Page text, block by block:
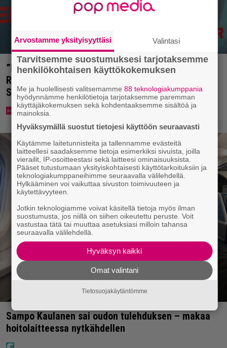
”Nukuimme kaikki viisi samassa huoneessa” –
Renny Harlinin perhe vietti unelmien kesän
Suomessa
Sampo Kaulanen sai oudon tulehduksen – makaa
hoitolaitteessa nytkähdellen
Arvostamme yksityisyyttäsi Valintasi
Tarvitsemme suostumuksesi tarjotaksemme
henkilökohtaisen käyttökokemuksen
Me ja huolellisesti valitsemamme 88 teknologiakumppania
hyödynnämme henkilötietoja tarjotaksemme paremman
käyttäjäkokemuksen sekä kohdentaaksemme sisältöä ja
mainoksia.
Hyväksymällä suostut tietojesi käyttöön seuraavasti
Käytämme laitetunnisteita ja tallennamme evästeitä
laitteellesi saadaksemme tietoja esimerkiksi sivuista, joilla
vierailit, IP-osoitteestasi sekä laitteesi ominaisuuksista.
Pääset tutustumaan yksityiskohtaisesti käyttötarkoituksiin ja
teknologiakumppaneihimme seuraavalla välilehdellä.
Hylkääminen voi vaikuttaa sivuston toimivuuteen ja
käytettävyyteen.
Jotkin teknologiamme voivat käsitellä tietoja myös ilman
suostumusta, jos niillä on siihen oikeutettu peruste. Voit
vastustaa tätä tai muuttaa asetuksiasi milloin tahansa
seuraavalla välilehdellä.
Hyväksyn kaikki
Omat valintani
Tietosuojakäytäntömme